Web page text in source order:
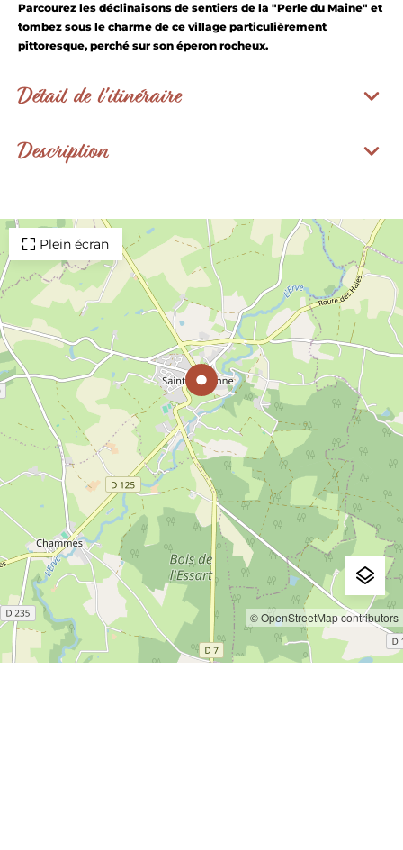
Parcourez les déclinaisons de sentiers de la "Perle du Maine" et
tombez sous le charme de ce village particulièrement
pittoresque, perché sur son éperon rocheux.
Détail de l'itinéraire
Description
Plein écran
© OpenStreetMap contributors